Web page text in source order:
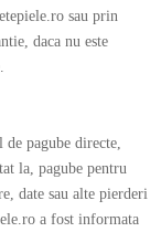
sau prin
daca nu este
pagube directe,
la, pagube pentru
date sau alte pierderi
a fost informata